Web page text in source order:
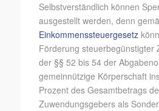
Selbstverständlich können
ausgestellt werden, denn
Einkommenssteuergesetz
Förderung steuerbegünstigter
der §§ 52 bis 54 der
gemeinnützige Körperschaft
Prozent des Gesamtbetrags
Zuwendungsgebers als